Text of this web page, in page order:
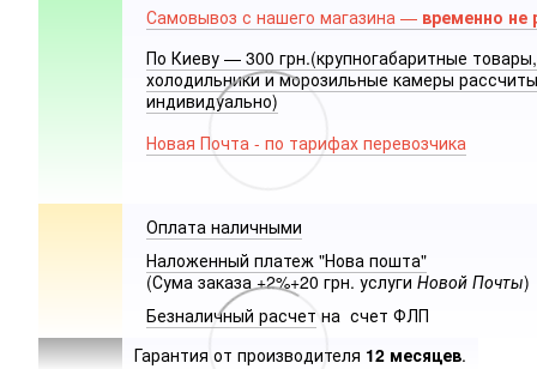
Самовывоз с нашего магазина — временно не
По Киеву — 300 грн.(крупногабаритные товары,
холодильники и морозильные камеры
индивидуально)
Новая Почта - по тарифах перевозчика
Оплата наличными
Наложенный платеж "Нова пошта"
(Сума заказа +2%+20 грн. услуги Новой Почты)
Безналичный расчет на счет ФЛП
Гарантия от производителя 12 месяцев.